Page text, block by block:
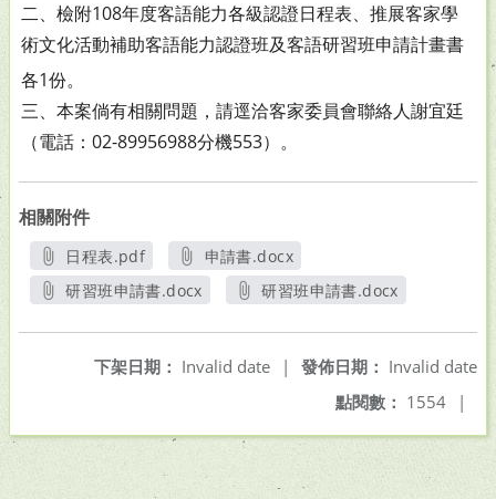
二、檢附108年度客語能力各級認證日程表、推展客家學
術文化活動補助客語能力認證班及客語研習班申請計畫書
各1份。
三、本案倘有相關問題，請逕洽客家委員會聯絡人謝宜廷
（電話：02-89956988分機553）。
相關附件
日程表.pdf
另開新視窗
申請書.docx
另開新視窗
研習班申請書.docx
研習班申請書.docx
發佈日期： Invalid date
下架日期： Invalid date
|
點閱數： 1554 |